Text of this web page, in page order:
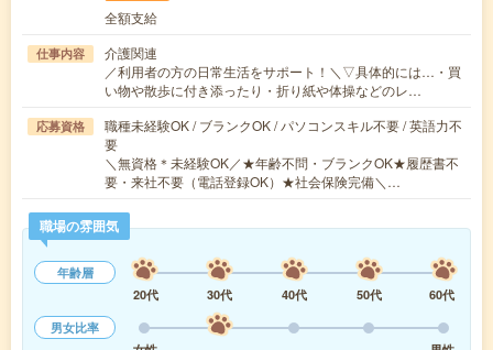
全額支給
仕事内容
介護関連
／利用者の方の日常生活をサポート！＼▽具体的には…・買
い物や散歩に付き添ったり・折り紙や体操などのレ…
応募資格
職種未経験OK / ブランクOK / パソコンスキル不要 / 英語力不
要
＼無資格＊未経験OK／★年齢不問・ブランクOK★履歴書不
要・来社不要（電話登録OK）★社会保険完備＼…
職場の雰囲気
年齢層
20代
30代 40代 50代
60代
男女比率